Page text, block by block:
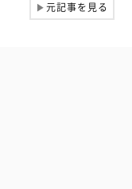
▶元記事を見る